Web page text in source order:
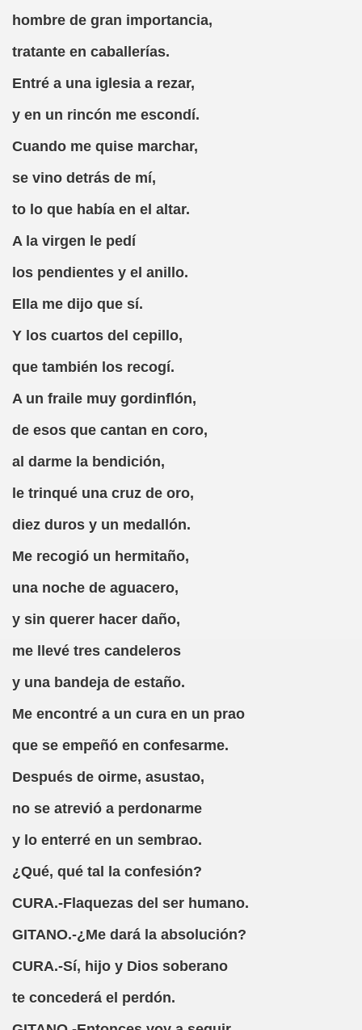
hombre de gran importancia,
tratante en caballerías.
Entré a una iglesia a rezar,
y en un rincón me escondí.
Cuando me quise marchar,
se vino detrás de mí,
to lo que había en el altar.
A la virgen le pedí
los pendientes y el anillo.
Ella me dijo que sí.
Y los cuartos del cepillo,
que también los recogí.
A un fraile muy gordinflón,
de esos que cantan en coro,
al darme la bendición,
le trinqué una cruz de oro,
diez duros y un medallón.
Me recogió un hermitaño,
una noche de aguacero,
y sin querer hacer daño,
me llevé tres candeleros
y una bandeja de estaño.
Me encontré a un cura en un prao
que se empeñó en confesarme.
Después de oirme, asustao,
no se atrevió a perdonarme
y lo enterré en un sembrao.
¿Qué, qué tal la confesión?
CURA.-Flaquezas del ser humano.
GITANO.-¿Me dará la absolución?
CURA.-Sí, hijo y Dios soberano
te concederá el perdón.
en el Directorio Telefónico de la Ciudad
del Renacimiento Italiano)
(Jorge Llopis)
RNE, 1993)
Pierre Cami)
Asesinato Perfecto
Sem Tob, Caricatura (Jorge Llopis)
Samaniego)
RNE)
Martín-Blas)